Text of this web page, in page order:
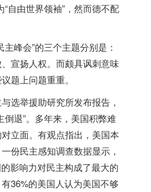
自由世界领袖”，然而德不配
主峰会”的三个主题分别是：
宣扬人权。而颇具讽刺意味
题上问题重重。
选举援助研究所发布报告，
倒退”。多年来， 美国积弊难
立面。有观点指出， 美国本
份民主感知调查数据显示，
的影响力对民主构成了最大的
36%的美国人认为美国不够